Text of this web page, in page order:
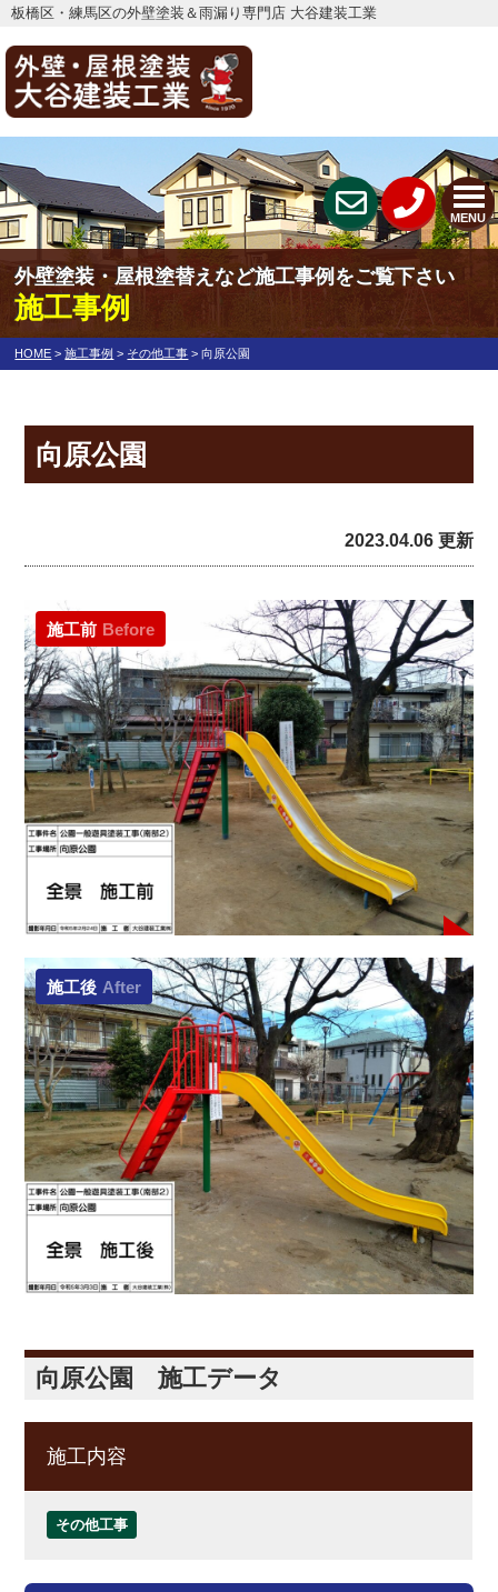
板橋区・練馬区の外壁塗装＆雨漏り専門店 大谷建装工業
MENU
外壁塗装・屋根塗替えなど施工事例をご覧下さい
施工事例
HOME >施工事例 > その他工事 >向原公園
向原公園
2023.04.06 更新
施工前 Before
施工後 After
向原公園 施工データ
施工内容
その他工事